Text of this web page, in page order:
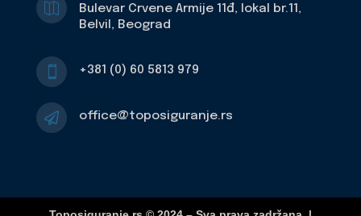

Bulevar Crvene Armije 11đ, lokal br.11,
Belvil, Beograd
 +381 (0) 60 5813 979
 office@toposiguranje.rs